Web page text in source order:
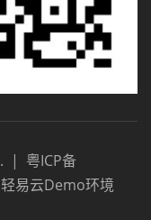
. | 粤ICP备
轻易云Demo环境